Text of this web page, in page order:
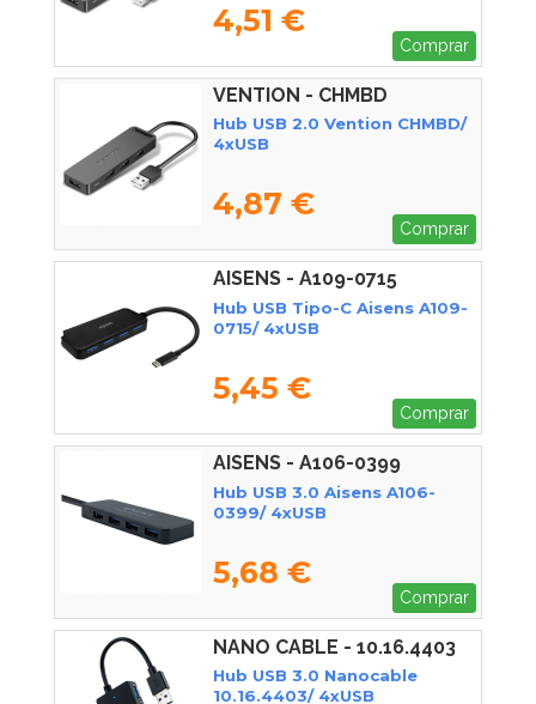
4,51 €
Comprar
VENTION - CHMBD
Hub USB 2.0 Vention CHMBD/
4xUSB
4,87 €
Comprar
AISENS - A109-0715
Hub USB Tipo-C Aisens A109-
0715/ 4xUSB
5,45 €
Comprar
AISENS - A106-0399
Hub USB 3.0 Aisens A106-
0399/ 4xUSB
5,68 €
Comprar
NANO CABLE - 10.16.4403
Hub USB 3.0 Nanocable
10.16.4403/ 4xUSB